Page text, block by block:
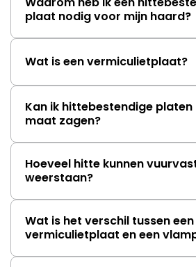
plaat nodig voor mijn haard?
Wat is een vermiculietplaat?
Kan ik hittebestendige platen
maat zagen?
Hoeveel hitte kunnen
weerstaan?
Wat is het verschil tussen een
vermiculietplaat en een